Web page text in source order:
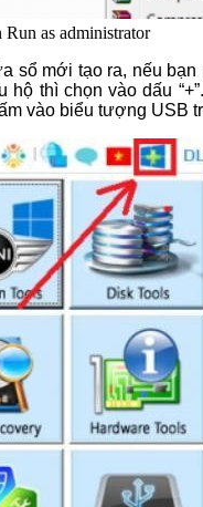
as administrator
sổ mới tạo ra, nếu bạn
hộ thì chọn vào dấu
vào biểu tượng USB